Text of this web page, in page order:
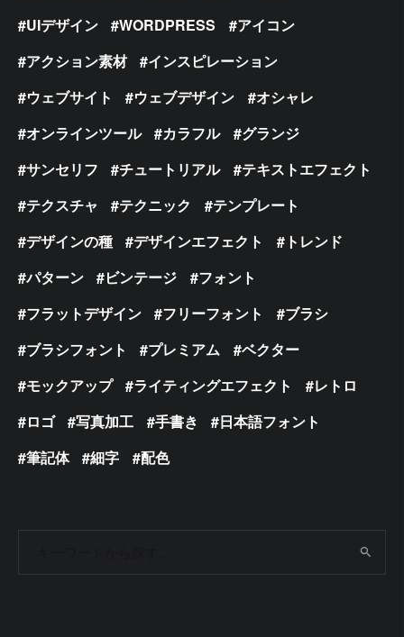
UIデザイン
WORDPRESS
アイコン
アクション素材
インスピレーション
ウェブサイト
ウェブデザイン
オシャレ
オンラインツール
カラフル
グランジ
サンセリフ
チュートリアル
テキストエフェクト
テクスチャ
テクニック
テンプレート
デザインの種
デザインエフェクト
トレンド
パターン
ビンテージ
フォント
フラットデザイン
フリーフォント
ブラシ
ブラシフォント
プレミアム
ベクター
モックアップ
ライティングエフェクト
レトロ
ロゴ
写真加工 手書き
日本語フォント
筆記体
細字 配色